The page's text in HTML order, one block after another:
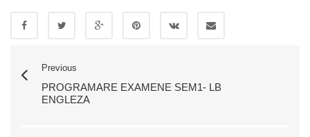
Previous
PROGRAMARE EXAMENE SEM1- LB
ENGLEZA